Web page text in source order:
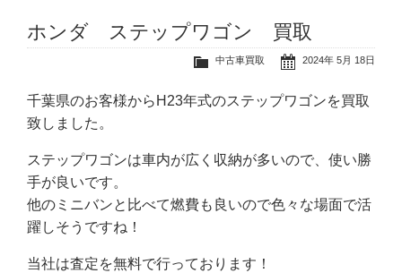
ホンダ ステップワゴン 買取
2024年 5月 18日
中古車買取
千葉県のお客様からH23年式のステップワゴンを買取
致しました。
ステップワゴンは車内が広く収納が多いので、使い勝
手が良いです。
他のミニバンと比べて燃費も良いので色々な場面で活
躍しそうですね！
当社は査定を無料で行っております！